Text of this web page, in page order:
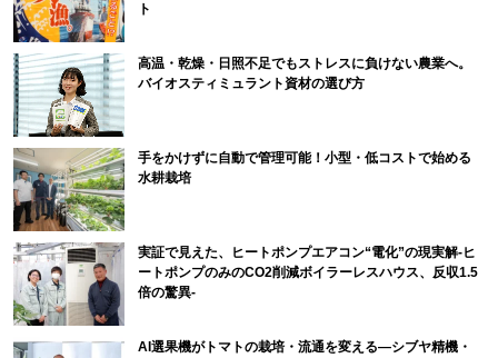
ト
高温・乾燥・日照不足でもストレスに負けない農業へ。
バイオスティミュラント資材の選び方
手をかけずに自動で管理可能！小型・低コストで始める
水耕栽培
実証で見えた、ヒートポンプエアコン“電化”の現実解-ヒ
ートポンプのみのCO2削減ボイラーレスハウス、反収1.5
倍の驚異-
AI選果機がトマトの栽培・流通を変える―シブヤ精機・